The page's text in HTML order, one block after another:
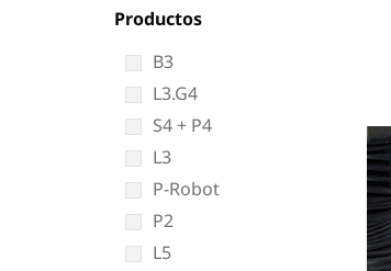
Productos
B3
L3.G4
S4 + P4
L3
P-Robot
P2
L5